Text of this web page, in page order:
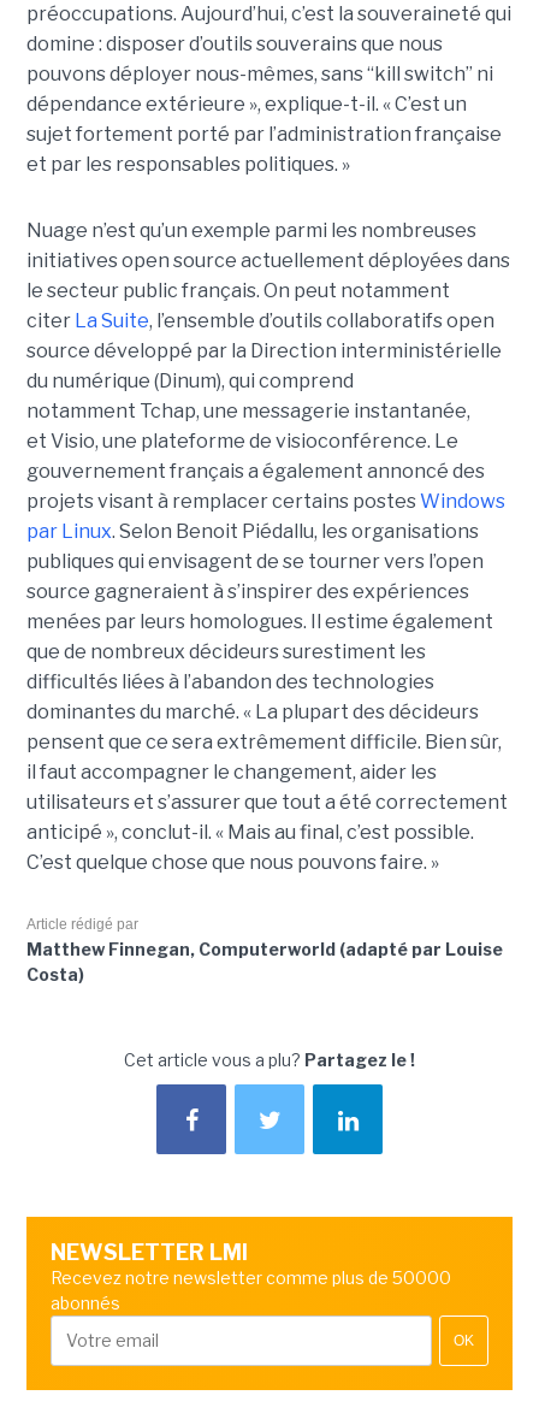
préoccupations. Aujourd’hui, c’est la souveraineté qui
domine : disposer d’outils souverains que nous
pouvons déployer nous-mêmes, sans “kill switch” ni
dépendance extérieure », explique-t-il. « C’est un
sujet fortement porté par l’administration française
et par les responsables politiques. »
Nuage n’est qu’un exemple parmi les nombreuses
initiatives open source actuellement déployées dans
le secteur public français. On peut notamment
citerLa Suite, l’ensemble d’outils collaboratifs open
source développé par la Direction interministérielle
du numérique (Dinum), qui comprend
notamment Tchap, une messagerie instantanée,
et Visio, une plateforme de visioconférence. Le
gouvernement français a également annoncé des
projets visant à remplacer certains postesWindows
par Linux. Selon Benoit Piédallu, les organisations
publiques qui envisagent de se tourner vers l’open
source gagneraient à s’inspirer des expériences
menées par leurs homologues. Il estime également
que de nombreux décideurs surestiment les
difficultés liées à l’abandon des technologies
dominantes du marché. « La plupart des décideurs
pensent que ce sera extrêmement difficile. Bien sûr,
il faut accompagner le changement, aider les
utilisateurs et s’assurer que tout a été correctement
anticipé », conclut-il. « Mais au final, c’est possible.
C’est quelque chose que nous pouvons faire. »
Article rédigé par
Matthew Finnegan, Computerworld (adapté par Louise
Costa)
Cet article vous a plu? Partagez le !
NEWSLETTER LMI
Recevez notre newsletter comme plus de 50000
abonnés
OK